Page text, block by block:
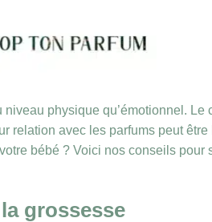
physique qu’émotionnel. Le
relation avec les parfums peut
bébé ? Voici nos conseils pour
grossesse